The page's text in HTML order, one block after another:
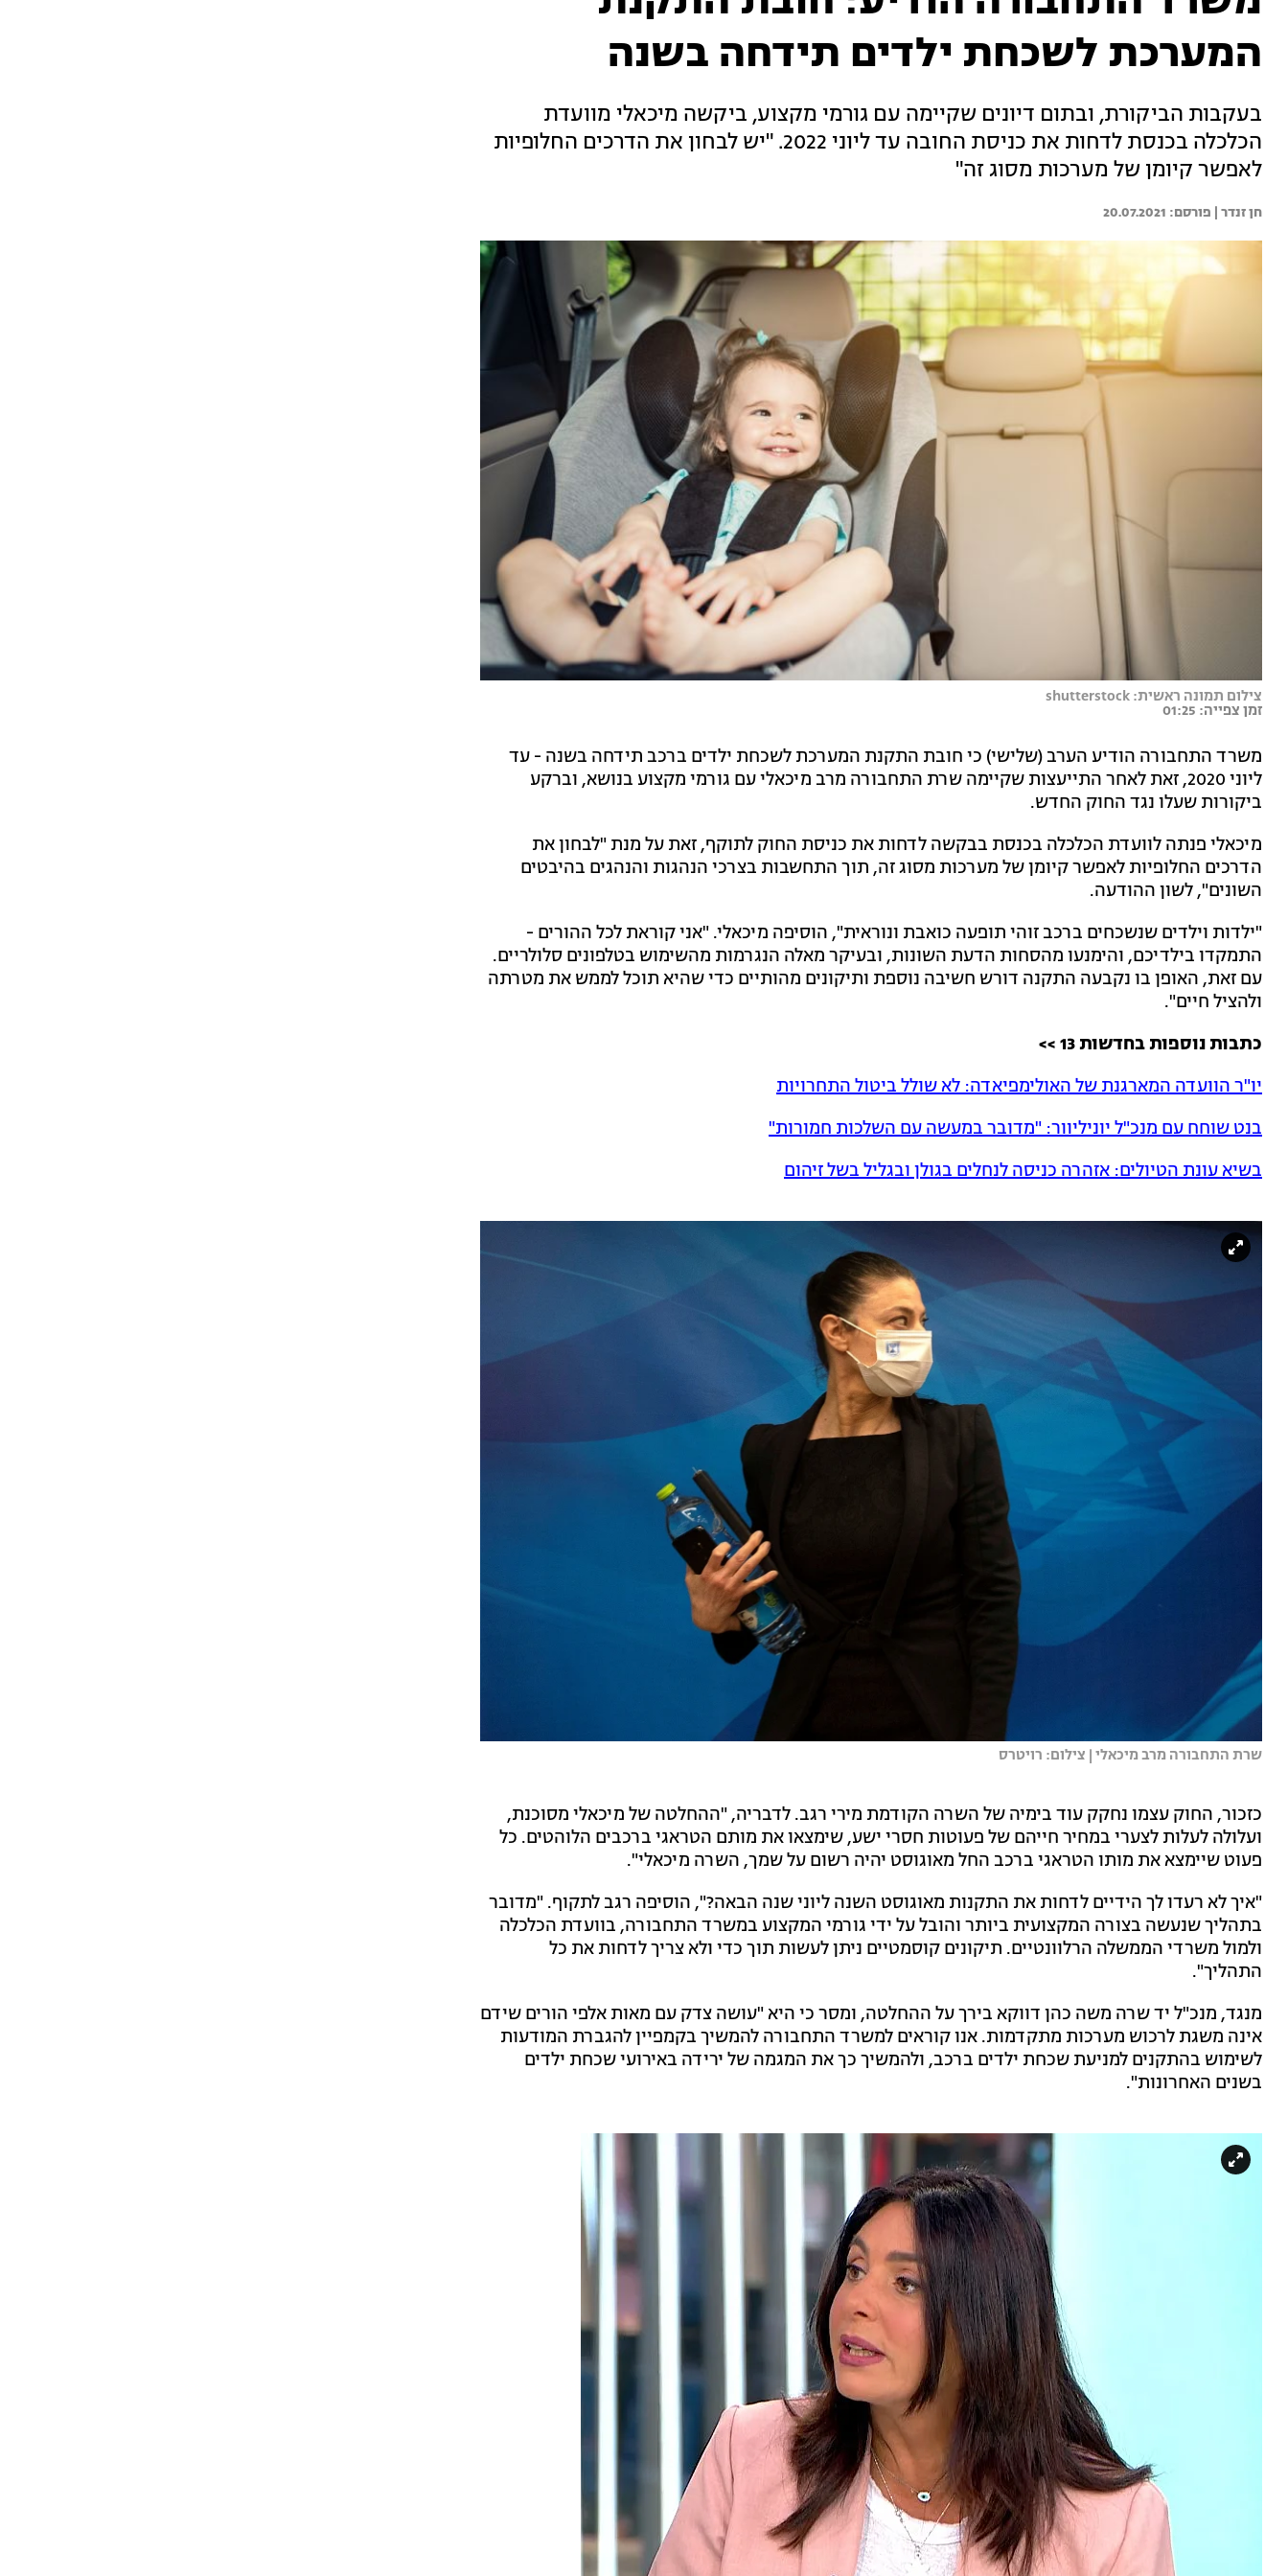
המערכת לשכחת ילדים תידחה בשנה
בעקבות הביקורת, ובתום דיונים שקיימה עם גורמי מקצוע, ביקשה מיכאלי מוועדת
הכלכלה בכנסת לדחות את כניסת החובה עד ליוני 2022. "יש לבחון את הדרכים החלופיות
לאפשר קיומן של מערכות מסוג זה"
חן זנדר | 20.07.2021
צילום תמונה ראשית: shutterstock
זמן צפייה: 01:25
משרד התחבורה הודיע הערב (שלישי) כי חובת התקנת המערכת לשכחת ילדים ברכב תידחה בשנה - עד
ליוני 2020, זאת לאחר התייעצות שקיימה שרת התחבורה מרב מיכאלי עם גורמי מקצוע בנושא, וברקע
ביקורות שעלו נגד החוק החדש.
מיכאלי פנתה לוועדת הכלכלה בכנסת בבקשה לדחות את כניסת החוק לתוקף, זאת על מנת "לבחון את
הדרכים החלופיות לאפשר קיומן של מערכות מסוג זה, תוך התחשבות בצרכי הנהגות והנהגים בהיבטים
השונים", לשון ההודעה.
"ילדות וילדים שנשכחים ברכב זוהי תופעה כואבת ונוראית", הוסיפה מיכאלי. "אני קוראת לכל ההורים -
התמקדו בילדיכם, והימנעו מהסחות הדעת השונות, ובעיקר מאלה הנגרמות מהשימוש בטלפונים סלולריים.
עם זאת, האופן בו נקבעה התקנה דורש חשיבה נוספת ותיקונים מהותיים כדי שהיא תוכל לממש את מטרתה
ולהציל חיים".
כתבות נוספות בחדשות 13 >>
יו"ר הוועדה המארגנת של האולימפיאדה: לא שולל ביטול התחרויות
בנט שוחח עם מנכ"ל יוניליוור: "מדובר במעשה עם השלכות חמורות"
בשיא עונת הטיולים: אזהרה כניסה לנחלים בגולן ובגליל בשל זיהום
שרת התחבורה מרב מיכאלי | צילום: רויטרס
כזכור, החוק עצמו נחקק עוד בימיה של השרה הקודמת מירי רגב. לדבריה, "ההחלטה של מיכאלי מסוכנת,
ועלולה לעלות לצערי במחיר חייהם של פעוטות חסרי ישע, שימצאו את מותם הטראגי ברכבים הלוהטים. כל
פעוט שיימצא את מותו הטראגי ברכב החל מאוגוסט יהיה רשום על שמך, השרה מיכאלי".
"איך לא רעדו לך הידיים לדחות את התקנות מאוגוסט השנה ליוני שנה הבאה?", הוסיפה רגב לתקוף. "מדובר
בתהליך שנעשה בצורה המקצועית ביותר והובל על ידי גורמי המקצוע במשרד התחבורה, בוועדת הכלכלה
ולמול משרדי הממשלה הרלוונטיים. תיקונים קוסמטיים ניתן לעשות תוך כדי ולא צריך לדחות את כל
התהליך".
מנגד, מנכ"ל יד שרה משה כהן דווקא בירך על ההחלטה, ומסר כי היא "עושה צדק עם מאות אלפי הורים שידם
אינה משגת לרכוש מערכות מתקדמות. אנו קוראים למשרד התחבורה להמשיך בקמפיין להגברת המודעות
לשימוש בהתקנים למניעת שכחת ילדים ברכב, ולהמשיך כך את המגמה של ירידה באירועי שכחת ילדים
בשנים האחרונות".